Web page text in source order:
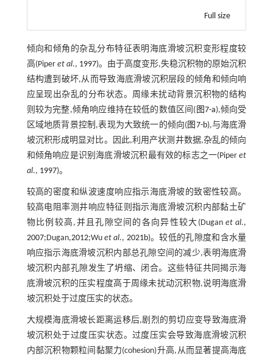
Full size
倾向和倾角的杂乱分布特征表明海底滑坡沉积变形程度较
高(Piper et al., 1997)。由于高度变形,失稳沉积物的原始沉积
结构遭到破坏,从而导致海底滑坡沉积层段的倾角和倾向响
应呈现出杂乱的分布状态。周缘未扰动背景沉积物的结构
则较为完整,倾角响应维持在较低的数值区间( 图7-a),倾向受
区域地质背景控制,表现为大致统一的倾向(图7-b),与海底滑
坡沉积形成明显对比。因此,利用产状测井数据,杂乱的倾向
和倾角响应是识别海底滑坡沉积最有效的标志之一(Piperet
al., 1997)。
较高的密度和纵波速度响应指示海底滑坡的致密性较高。
较高电阻率测井响应特征则指示海底滑坡沉积内部黏土矿
物比例较高,并且孔隙空间的各向异性较大(Duganet al.,
2007;Dugan,2012;Wu et al., 2021b)。较低的孔隙度和含水量
响应指示海底滑坡沉积内部总孔隙空间的减少,表明海底滑
坡沉积内部孔隙发生了坍缩、闭合。这些特征共同揭示海
底滑坡沉积的压实程度高于周缘未扰动沉积物,说明海底滑
坡沉积处于过度压实的状态。
大规模海底滑坡长距离运移后,剧烈的剪切应变导致海底滑
坡沉积处于过度压实状态。过度压实会导致海底滑坡沉积
内部沉积物颗粒间黏聚力(cohesion)升高,从而显著提高海底